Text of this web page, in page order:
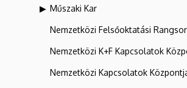
Műszaki Kar
Nemzetközi Felsőoktatási
Nemzetközi K+F Kapcsolatok
Nemzetközi Kapcsolatok